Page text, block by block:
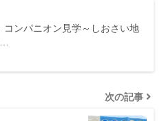
コンパニオン見学～しおさい地
次の記事